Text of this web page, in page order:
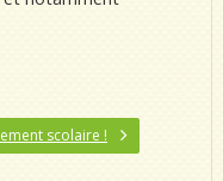
scolaire !